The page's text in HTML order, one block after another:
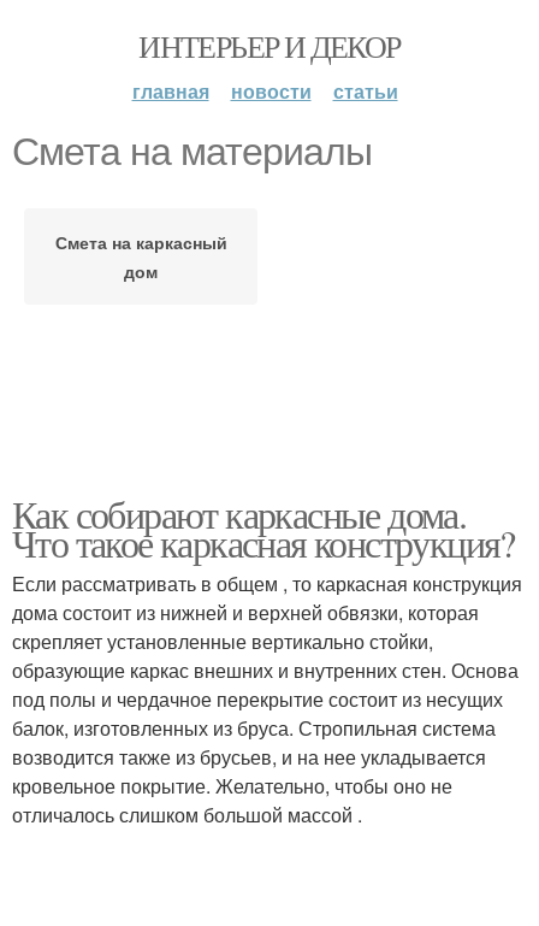
ИНТЕРЬЕР И ДЕКОР
главная новости статьи
Смета на материалы
Смета на каркасный
дом
Как собирают каркасные дома.
Что такое каркасная конструкция?
Если рассматривать в общем , то каркасная конструкция
дома состоит из нижней и верхней обвязки, которая
скрепляет установленные вертикально стойки,
образующие каркас внешних и внутренних стен. Основа
под полы и чердачное перекрытие состоит из несущих
балок, изготовленных из бруса. Стропильная система
возводится также из брусьев, и на нее укладывается
кровельное покрытие. Желательно, чтобы оно не
отличалось слишком большой массой .